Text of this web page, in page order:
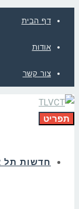
דף הבית
אודות
צור קשר
תפריט
חדשות תל